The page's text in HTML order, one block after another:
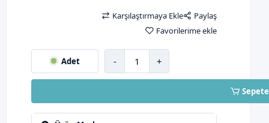
Karşılaştırmaya Ekle
Paylaş
Favorilerime ekle
Adet - +